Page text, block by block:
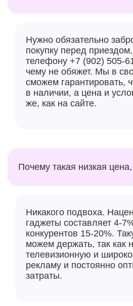
Нужно обязательно
покупку перед
телефону +7 (902) 505-
чему не обяжет. Мы в
сможем гарантировать,
в наличии, а цена и
же, как на сайте.
Почему такая низкая
Никакого подвоха.
гаджеты составляет 4-
конкурентов 15-20%.
можем держать, так как
телевизионную и
рекламу и постоянно
затраты.